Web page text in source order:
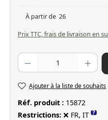
À partir de 26
Prix TTC, frais de livraison en
Quantité de produit : Entrez
Ajouter à la liste de souhaits
Réf. produit : 15872
Restrictions: ❌ FR, IT ?